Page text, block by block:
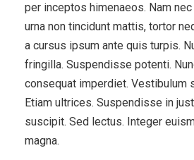
per inceptos himenaeos. Nam
urna non tincidunt mattis, tortor
a cursus ipsum ante quis turpis.
fringilla. Suspendisse potenti.
consequat imperdiet. Vestibulum
Etiam ultrices. Suspendisse in
suscipit. Sed lectus. Integer
magna.